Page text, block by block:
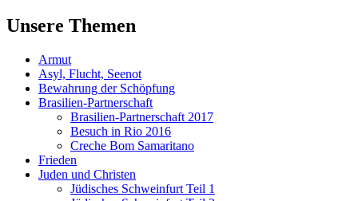
Unsere Themen
Armut
Asyl, Flucht, Seenot
Bewahrung der Schöpfung
Brasilien-Partnerschaft
Brasilien-Partnerschaft 2017
Besuch in Rio 2016
Creche Bom Samaritano
Frieden
Juden und Christen
Jüdisches Schweinfurt Teil 1